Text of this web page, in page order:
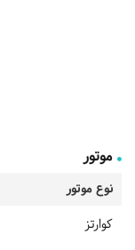
موتور
نوع موتور
کوارتز